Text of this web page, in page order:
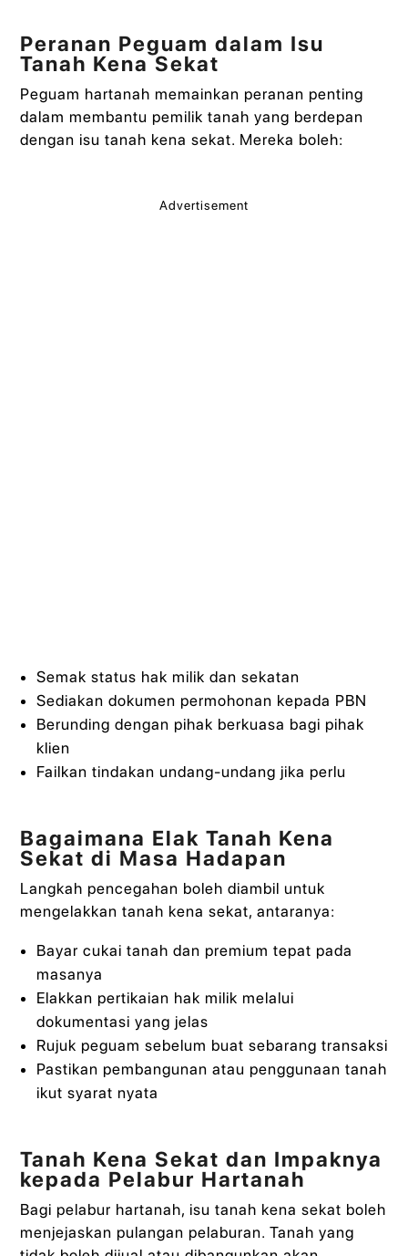
Peranan Peguam dalam Isu
Tanah Kena Sekat
Peguam hartanah memainkan peranan penting
dalam membantu pemilik tanah yang berdepan
dengan isu tanah kena sekat. Mereka boleh:
Advertisement
Semak status hak milik dan sekatan
Sediakan dokumen permohonan kepada PBN
Berunding dengan pihak berkuasa bagi pihak
klien
Failkan tindakan undang-undang jika perlu
Bagaimana Elak Tanah Kena
Sekat di Masa Hadapan
Langkah pencegahan boleh diambil untuk
mengelakkan tanah kena sekat, antaranya:
Bayar cukai tanah dan premium tepat pada
masanya
Elakkan pertikaian hak milik melalui
dokumentasi yang jelas
Rujuk peguam sebelum buat sebarang transaksi
Pastikan pembangunan atau penggunaan tanah
ikut syarat nyata
Tanah Kena Sekat dan Impaknya
kepada Pelabur Hartanah
Bagi pelabur hartanah, isu tanah kena sekat boleh
menjejaskan pulangan pelaburan. Tanah yang